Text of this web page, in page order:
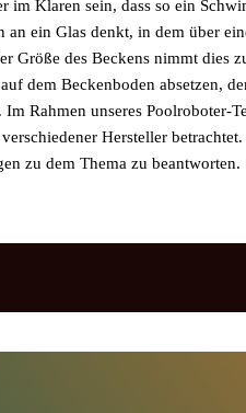
im Klaren sein, dass so ein
an ein Glas denkt, in dem über
Größe des Beckens nimmt dies
dem Beckenboden absetzen,
Rahmen unseres Poolroboter-
Hersteller
zu dem Thema zu